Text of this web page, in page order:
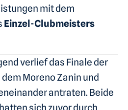
mit dem
Einzel-Clubmeisters
verlief das Finale der
Moreno Zanin und
antraten. Beide
sich zuvor durch